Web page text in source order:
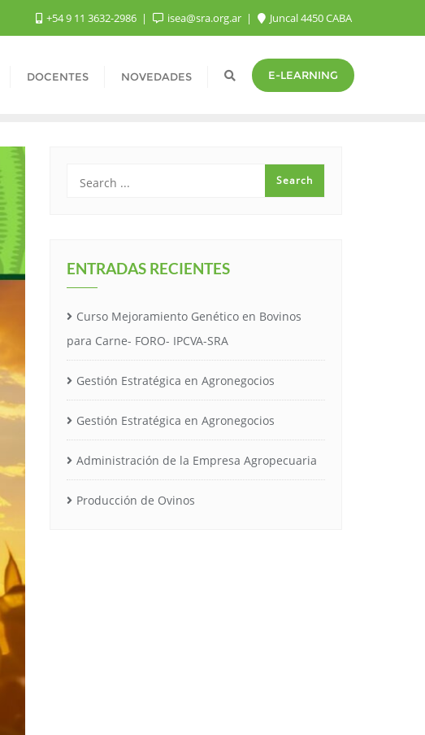
+54 9 11 3632-2986 isea@sra.org.ar Juncal 4450 CABA
DOCENTES NOVEDADES E-LEARNING
ENTRADAS RECIENTES
Curso Mejoramiento Genético en Bovinos
para Carne- FORO- IPCVA-SRA
Gestión Estratégica en Agronegocios
Gestión Estratégica en Agronegocios
Administración de la Empresa Agropecuaria
Producción de Ovinos